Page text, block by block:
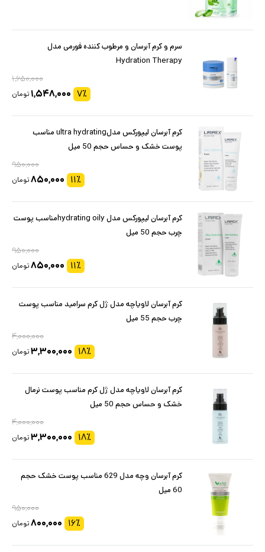
سرم و کرم آبرسان و مرطوب کننده فورمی مدل
Hydration Therapy
۱,۶۵۰,۰۰۰
۷٪ ۱,۵۴۸,۰۰۰ تومان
کرم آبرسان لیپورکس مدلultra hydrating مناسب
پوست خشک و حساس حجم 50 میل
۹۵۰,۰۰۰
۱۱٪ ۸۵۰,۰۰۰تومان
کرم آبرسان لیپورکس مدل hydrating oilyمناسب پوست
چرب حجم 50 میل
۹۵۰,۰۰۰
۱۱٪ ۸۵۰,۰۰۰تومان
کرم آبرسان لاویاچه مدل ژل کرم سرامید مناسب پوست
چرب حجم 55 میل
۴,۰۰۰,۰۰۰
۱۸٪ ۳,۳۰۰,۰۰۰تومان
کرم آبرسان لاویاچه مدل ژل کرم مناسب پوست نرمال
خشک و حساس حجم 50 میل
۴,۰۰۰,۰۰۰
۱۸٪ ۳,۳۰۰,۰۰۰تومان
کرم آبرسان وچه مدل 629 مناسب پوست خشک حجم
60 میل
۹۵۰,۰۰۰
۱۶٪ ۸۰۰,۰۰۰تومان